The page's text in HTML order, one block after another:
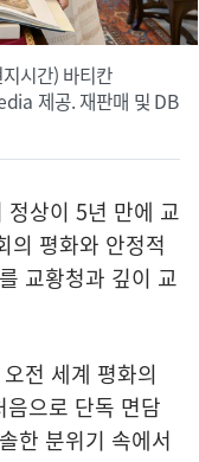
시간) 바티칸
제공. 재판매 및 DB
상이 5년 만에 교
의 평화와 안정적
교황청과 깊이 교
전 세계 평화의
으로 단독 면담
한 분위기 속에서